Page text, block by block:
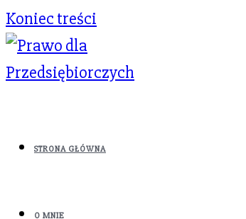
Koniec treści
STRONA GŁÓWNA
O MNIE